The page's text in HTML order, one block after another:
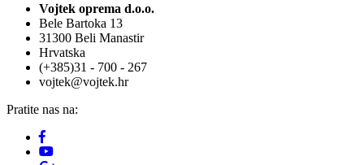
Vojtek oprema d.o.o.
Bele Bartoka 13
31300 Beli Manastir
Hrvatska
(+385)31 - 700 - 267
vojtek@vojtek.hr
Pratite nas na: